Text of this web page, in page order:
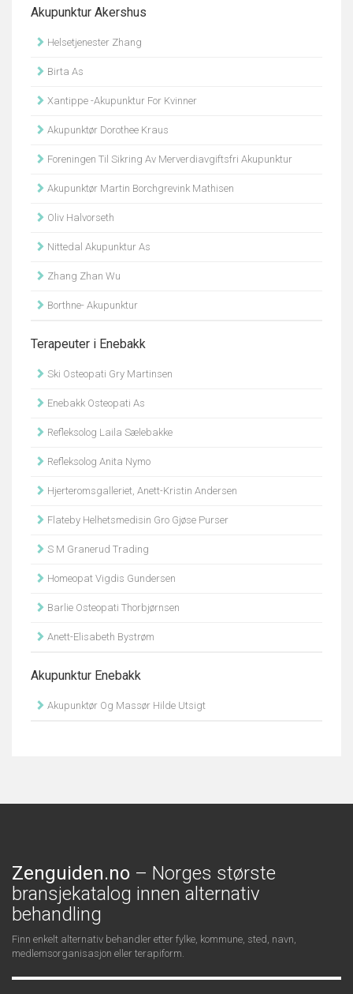
Akupunktur Akershus
Helsetjenester Zhang
Birta As
Xantippe -Akupunktur For Kvinner
Akupunktør Dorothee Kraus
Foreningen Til Sikring Av Merverdiavgiftsfri Akupunktur
Akupunktør Martin Borchgrevink Mathisen
Oliv Halvorseth
Nittedal Akupunktur As
Zhang Zhan Wu
Borthne- Akupunktur
Terapeuter i Enebakk
Ski Osteopati Gry Martinsen
Enebakk Osteopati As
Refleksolog Laila Sælebakke
Refleksolog Anita Nymo
Hjerteromsgalleriet, Anett-Kristin Andersen
Flateby Helhetsmedisin Gro Gjøse Purser
S M Granerud Trading
Homeopat Vigdis Gundersen
Barlie Osteopati Thorbjørnsen
Anett-Elisabeth Bystrøm
Akupunktur Enebakk
Akupunktør Og Massør Hilde Utsigt
Zenguiden.no – Norges største
bransjekatalog innen alternativ
behandling
Finn enkelt alternativ behandler etter fylke, kommune, sted, navn,
medlemsorganisasjon eller terapiform.